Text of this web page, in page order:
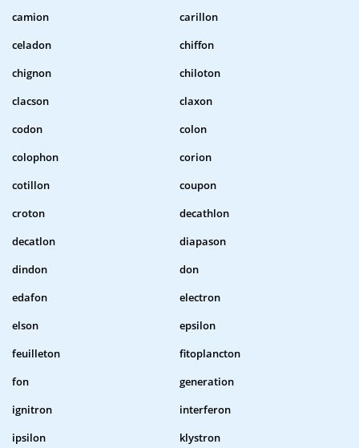
camion
carillon
celadon
chiffon
chignon
chiloton
clacson
claxon
codon
colon
colophon
corion
cotillon
coupon
croton
decathlon
decatlon
diapason
dindon
don
edafon
electron
elson
epsilon
feuilleton
fitoplancton
fon
generation
ignitron
interferon
ipsilon
klystron